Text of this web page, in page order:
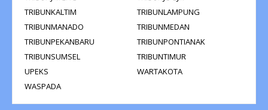
TRIBUNKALTIM
TRIBUNLAMPUNG
TRIBUNMANADO
TRIBUNMEDAN
TRIBUNPEKANBARU
TRIBUNPONTIANAK
TRIBUNSUMSEL
TRIBUNTIMUR
UPEKS
WARTAKOTA
WASPADA